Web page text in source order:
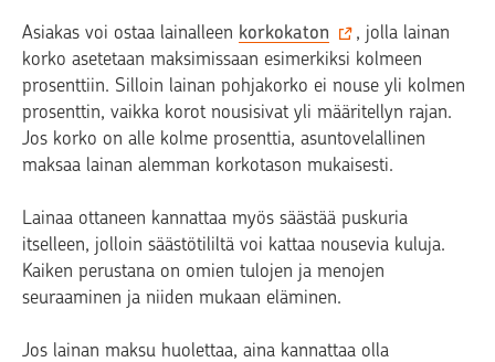
Asiakas voi ostaa lainalleen korkokaton
, jolla lainan
korko asetetaan maksimissaan esimerkiksi kolmeen
prosenttiin. Silloin lainan pohjakorko ei nouse yli kolmen
prosenttin, vaikka korot nousisivat yli määritellyn rajan.
Jos korko on alle kolme prosenttia, asuntovelallinen
maksaa lainan alemman korkotason mukaisesti.
Lainaa ottaneen kannattaa myös säästää puskuria
itselleen, jolloin säästötililtä voi kattaa nousevia kuluja.
Kaiken perustana on omien tulojen ja menojen
seuraaminen ja niiden mukaan eläminen.
Jos lainan maksu huolettaa, aina kannattaa olla